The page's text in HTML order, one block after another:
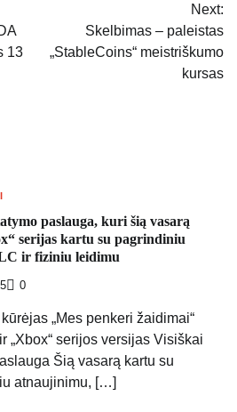
13
Next:
Skelbimas – paleistas
„StableCoins“ meistriškumo
kursas
paslauga, kuri šią vasarą
serijas kartu su pagrindiniu
ir fiziniu leidimu
0
„Mes penkeri žaidimai“
„Xbox“ serijos versijas Visiškai
Šią vasarą kartu su
atnaujinimu, […]